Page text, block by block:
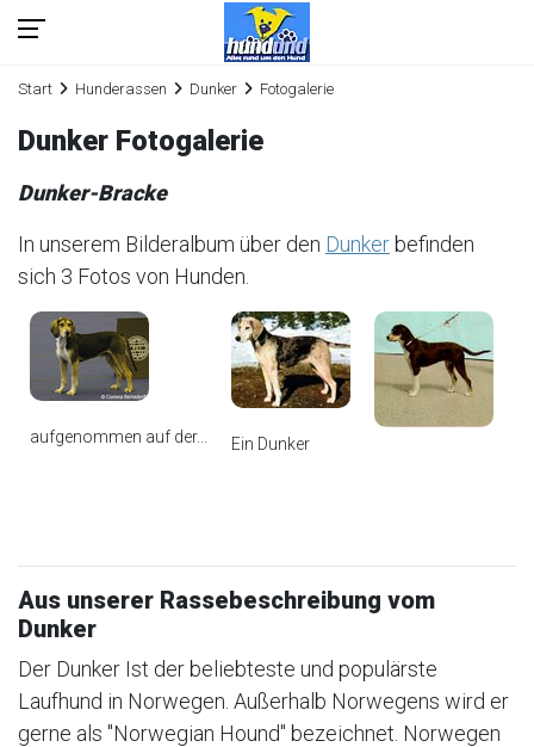
Start Hunderassen Dunker Fotogalerie
Dunker Fotogalerie
Dunker-Bracke
In unserem Bilderalbum über den Dunker befinden
sich 3 Fotos von Hunden.
aufgenommen auf der... Ein Dunker
Aus unserer Rassebeschreibung vom
Dunker
Der Dunker Ist der beliebteste und populärste
Laufhund in Norwegen. Außerhalb Norwegens wird er
gerne als "Norwegian Hound" bezeichnet. Norwegen